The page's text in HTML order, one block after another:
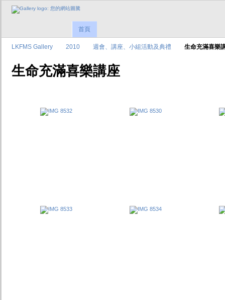
首頁
LKFMS Gallery 2010 週會、講座、小組活動及典禮 生命充滿喜樂
生命充滿喜樂講座